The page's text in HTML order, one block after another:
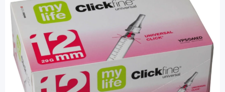
PZN: 05524179 / Diashop.de Kat.-Nr.110044
sofort verfügbar
Lieferzeit 1-3 Werktage
Besonderheiten
passt auf alle gängigen Injektionspens (nicht nur
für Insulin, auch für andere Medikamente)